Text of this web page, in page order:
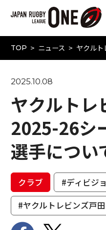
TOP ニュース ヤクル
2025.10.08
ヤクルトレ
2025-26シ
選手につい
クラブ
#ディビジ
#ヤクルトレビンズ戸田